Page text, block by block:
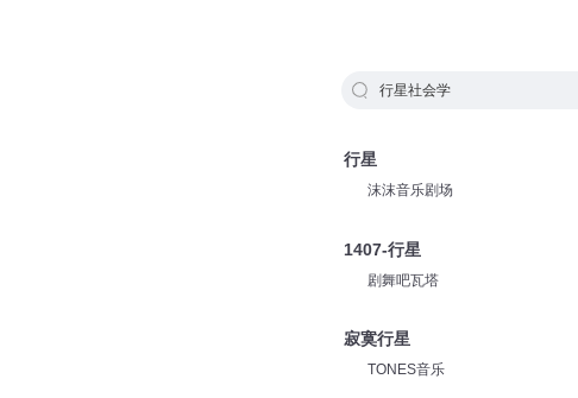
行星社会学
行星
沫沫音乐剧场
1407-行星
剧舞吧瓦塔
寂寞行星
TONES音乐